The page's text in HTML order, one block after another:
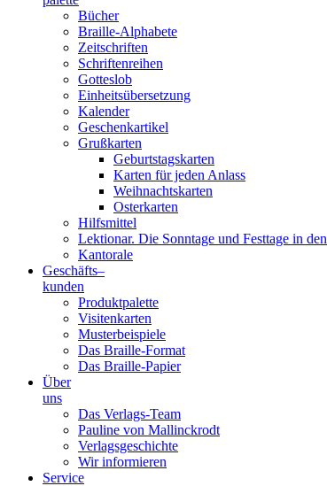
Druckerei
gGmbH
Bücher
Braille-Alphabete
Zeitschriften
Schriftenreihen
Gotteslob
Einheitsübersetzung
Kalender
Geschenkartikel
Grußkarten
Geburtstagskarten
Karten für jeden Anlass
Weihnachtskarten
Osterkarten
Hilfsmittel
Lektionar. Die Sonntage und Festtage in
Kantorale
Geschäfts­–
kunden
Produktpalette
Visitenkarten
Musterbeispiele
Das Braille-Format
Das Braille-Papier
Über
uns
Das Verlags-Team
Pauline von Mallinckrodt
Verlagsgeschichte
Wir informieren
Service